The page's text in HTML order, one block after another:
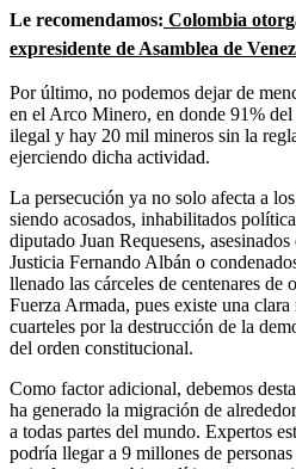
Le recomendamos: Colombia
expresidente de Asamblea de
Por último, no podemos dejar de
en el Arco Minero, en donde 91% del
ilegal y hay 20 mil mineros sin la
ejerciendo dicha actividad.
La persecución ya no solo afecta a
siendo acosados, inhabilitados
diputado Juan Requesens,
Justicia Fernando Albán o
llenado las cárceles de centenares de
Fuerza Armada, pues existe una
cuarteles por la destrucción de la
del orden constitucional.
Como factor adicional, debemos
ha generado la migración de
a todas partes del mundo. Expertos
podría llegar a 9 millones de